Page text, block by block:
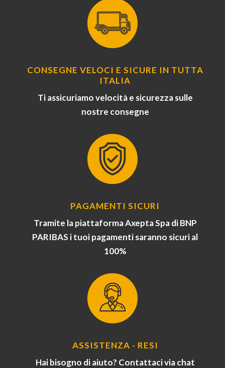
CONSEGNE VELOCI E SICURE IN TUTTA
ITALIA
Ti assicuriamo velocità e sicurezza sulle
nostre consegne
PAGAMENTI SICURI
Tramite la piattaforma Axepta Spa di BNP
PARIBAS i tuoi pagamenti saranno sicuri al
100%
ASSISTENZA - RESI
Hai bisogno di aiuto? Contattaci via chat